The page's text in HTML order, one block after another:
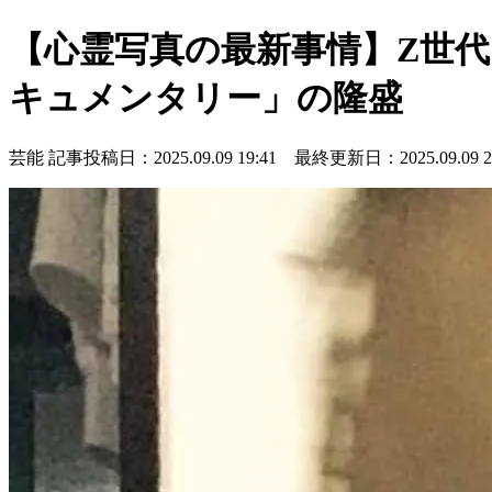
【心霊写真の最新事情】Z世
キュメンタリー」の隆盛
芸能 記事投稿日：2025.09.09 19:41 最終更新日：2025.09.09